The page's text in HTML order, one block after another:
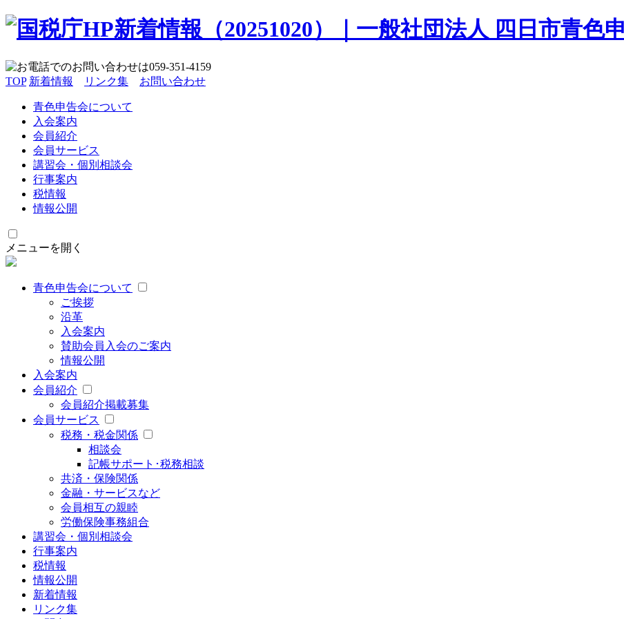
TOP 新着情報 リンク集 お問い合わせ
青色申告会について
入会案内
会員紹介
会員サービス
講習会・個別相談会
行事案内
税情報
情報公開
メニューを開く
青色申告会について
ご挨拶
沿革
入会案内
賛助会員入会のご案内
情報公開
入会案内
会員紹介
会員紹介掲載募集
会員サービス
税務・税金関係
相談会
記帳サポート･税務相談
共済・保険関係
金融・サービスなど
会員相互の親睦
労働保険事務組合
講習会・個別相談会
行事案内
税情報
情報公開
新着情報
リンク集